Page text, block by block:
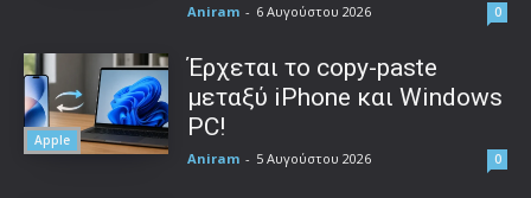
Aniram - 6 Αυγούστου 2026 0
Apple
Έρχεται το copy-paste
μεταξύ iPhone και Windows
PC!
Aniram - 5 Αυγούστου 2026 0